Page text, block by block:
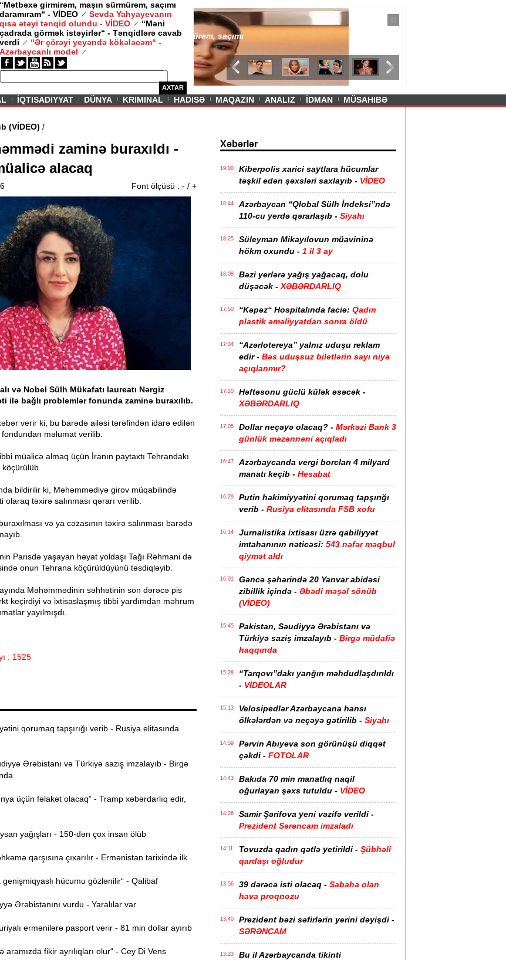
“Mətbəxə girmirəm, maşın sürmürəm, saçımı
daramıram“ - VİDEO
Sevda Yahyayevanın
qısa ətəyi tənqid olundu - VİDEO
“Məni
çadrada görmək istəyirlər“ - Tənqidlərə cavab
verdi
“Ər çörəyi yeyəndə kökələcəm“ -
Azərbaycanlı model
AXTAR
/ MAQAZIN /
Sevda Yahyayevanın qısa ətəyi tənqid olundu -
VİDEO
İQTISADIYYAT DÜNYA KRIMINAL HADISƏ MAQAZIN ANALIZ İDMAN MÜSAHIBƏ
sönüb (VİDEO)
zaminə buraxıldı -
alacaq
Font ölçüsü : - / +
və Nobel Sülh Mükafatı laureatı Nərgiz
ilə bağlı problemlər fonunda zaminə buraxılıb.
verir ki, bu barədə ailəsi tərəfindən idarə edilən
məlumat verilib.
müalicə almaq üçün İranın paytaxtı Tehrandakı
bildirilir ki, Məhəmmədiyə girov müqabilində
olaraq təxirə salınması qərarı verilib.
və ya cəzasının təxirə salınması barədə
Parisdə yaşayan həyat yoldaşı Tağı Rəhmani də
onun Tehrana köçürüldüyünü təsdiqləyib.
Məhəmmədinin səhhətinin son dərəcə pis
keçirdiyi və ixtisaslaşmış tibbi yardımdan məhrum
yayılmışdı.
: 1525
qorumaq tapşırığı verib - Rusiya elitasında
Ərəbistanı və Türkiyə saziş imzalayıb - Birgə
üçün fəlakət olacaq” - Tramp xəbərdarlıq edir,
yağışları - 150-dən çox insan ölüb
qarşısına çıxarılır - Ermənistan tarixində ilk
hücumu gözlənilir“ - Qalibaf
Ərəbistanını vurdu - Yaralılar var
ermənilərə pasport verir - 81 min dollar ayırıb
fikir ayrılıqları olur“ - Cey Di Vens
Xəbərlər
19:00
Kiberpolis xarici saytlara hücumlar
təşkil edən şəxsləri saxlayıb - VİDEO
18:44
Azərbaycan “Qlobal Sülh İndeksi”ndə
110-cu yerdə qərarlaşıb - Siyahı
18:25
Süleyman Mikayılovun müavininə
hökm oxundu - 1 il 3 ay
18:08
Bəzi yerlərə yağış yağacaq, dolu
düşəcək - XƏBƏRDARLIQ
17:50 “Kəpəz“ Hospitalında faciə: Qadın
plastik əməliyyatdan sonra öldü
17:34
“Azərlotereya” yalnız uduşu reklam
edir - Bəs uduşsuz biletlərin sayı niyə
açıqlanmır?
17:20
Həftəsonu güclü külək əsəcək -
XƏBƏRDARLIQ
17:05 Dollar neçəyə olacaq? - Mərkəzi Bank 3
günlük məzənnəni açıqladı
16:47
Azərbaycanda vergi borcları 4 milyard
manatı keçib - Hesabat
16:29
Putin hakimiyyətini qorumaq tapşırığı
verib - Rusiya elitasında FSB xofu
16:14
Jurnalistika ixtisası üzrə qabiliyyət
imtahanının nəticəsi: 543 nəfər məqbul
qiymət aldı
16:01
Gəncə şəhərində 20 Yanvar abidəsi
zibillik içində - Əbədi məşəl sönüb
(VİDEO)
15:45
Pakistan, Səudiyyə Ərəbistanı və
Türkiyə saziş imzalayıb - Birgə müdafiə
haqqında
15:28
“Tarqovı”dakı yanğın məhdudlaşdırıldı
- VİDEOLAR
15:13
Velosipedlər Azərbaycana hansı
ölkələrdən və neçəyə gətirilib - Siyahı
14:59
Pərvin Abıyeva son görünüşü diqqət
çəkdi - FOTOLAR
14:43
Bakıda 70 min manatlıq naqil
oğurlayan şəxs tutuldu - VİDEO
14:26
Samir Şərifova yeni vəzifə verildi -
Prezident Sərəncam imzaladı
14:11 Tovuzda qadın qətlə yetirildi - Şübhəli
qardaşı oğludur
13:56 39 dərəcə isti olacaq - Sabaha olan
hava proqnozu
13:40
Prezident bəzi səfirlərin yerini dəyişdi -
SƏRƏNCAM
13:23
Bu il Azərbaycanda tikinti